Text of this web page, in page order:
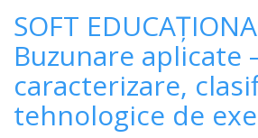
SOFT
Buzunare aplicate
caracterizare,
tehnologice de